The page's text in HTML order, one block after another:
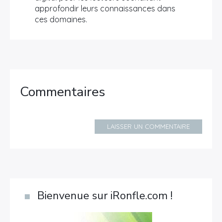
approfondir leurs connaissances dans
ces domaines.
Commentaires
LAISSER UN COMMENTAIRE
Bienvenue sur iRonfle.com !